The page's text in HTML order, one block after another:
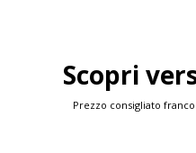
Scopri
Prezzo consigliato